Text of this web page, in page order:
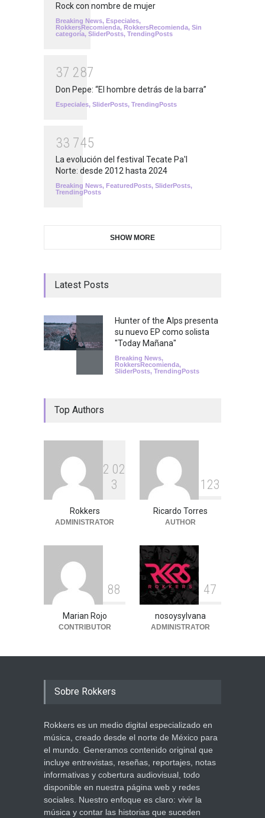
Rock con nombre de mujer
Breaking News, Especiales,
RokkersRecomienda, RokkersRecomienda, Sin
categoría, SliderPosts, TrendingPosts
37 287
Don Pepe: “El hombre detrás de la barra”
Especiales, SliderPosts, TrendingPosts
33 745
La evolución del festival Tecate Pa'l
Norte: desde 2012 hasta 2024
Breaking News, FeaturedPosts, SliderPosts,
TrendingPosts
SHOW MORE
Latest Posts
Hunter of the Alps presenta
su nuevo EP como solista
"Today Mañana"
Breaking News,
RokkersRecomienda,
SliderPosts, TrendingPosts
Top Authors
2 02
3
Rokkers
ADMINISTRATOR
1 23
Ricardo Torres
AUTHOR
88
Marian Rojo
CONTRIBUTOR
47
nosoysylvana
ADMINISTRATOR
Sobre Rokkers
Rokkers es un medio digital especializado en
música, creado desde el norte de México para
el mundo. Generamos contenido original que
incluye entrevistas, reseñas, reportajes, notas
informativas y cobertura audiovisual, todo
disponible en nuestra página web y redes
sociales. Nuestro enfoque es claro: vivir la
música y contar las historias que suceden